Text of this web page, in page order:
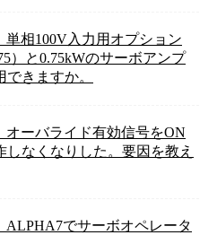
単相100V入力用オプション
）と0.75kWのサーボアンプ
きますか。
オーバライド有効信号をON
しなくなりした。要因を教え
ALPHA7でサーボオペレータ